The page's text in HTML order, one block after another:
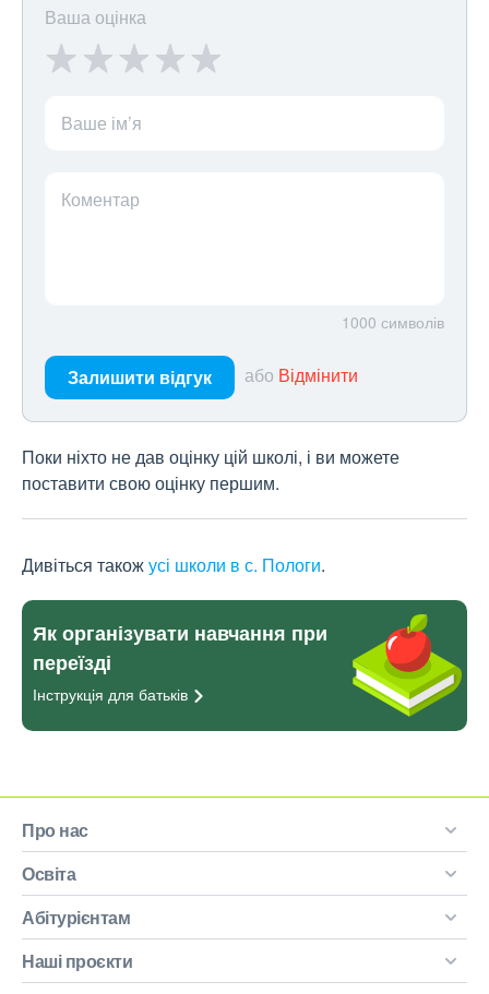
Ваша оцінка
Ваше ім’я
Коментар
1000 символів
Залишити відгук або Відмінити
Поки ніхто не дав оцінку цій школі, і ви можете
поставити свою оцінку першим.
Дивіться такожусі школи в с. Пологи.
Як організувати навчання при
переїзді
Інструкція для батьків
Про нас
Освіта
Абітурієнтам
Наші проєкти